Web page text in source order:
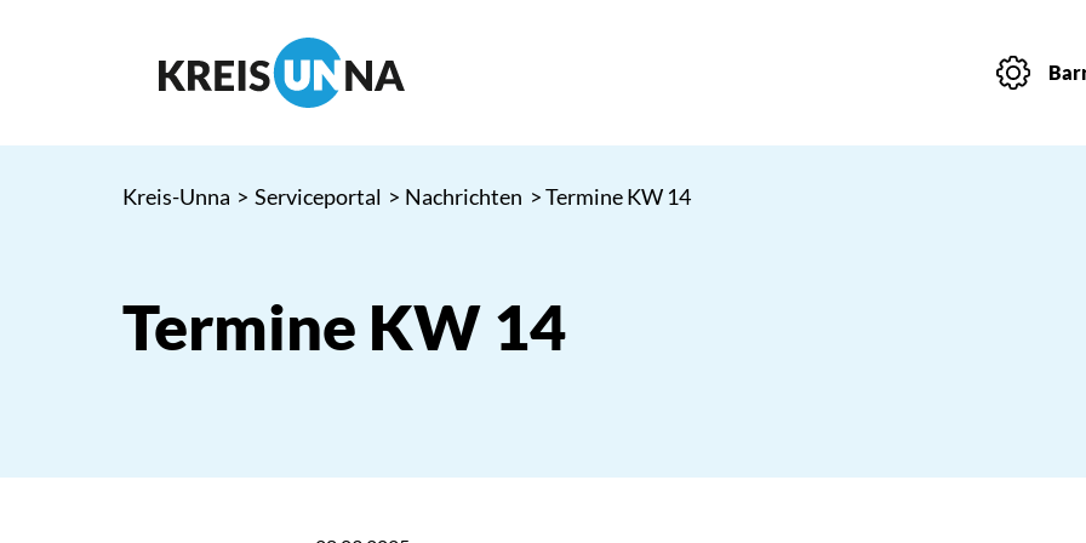
Kreis-Unna > Serviceportal > Nachrichten > Termine KW 14
Termine KW 14